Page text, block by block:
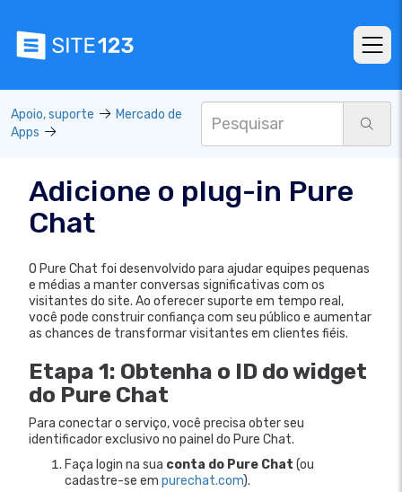
Apoio, suporte
Mercado de
Apps
Adicione o plug-in Pure
Chat
O Pure Chat foi desenvolvido para ajudar equipes pequenas
e médias a manter conversas significativas com os
visitantes do site. Ao oferecer suporte em tempo real,
você pode construir confiança com seu público e aumentar
as chances de transformar visitantes em clientes fiéis.
Etapa 1: Obtenha o ID do widget
do Pure Chat
Para conectar o serviço, você precisa obter seu
identificador exclusivo no painel do Pure Chat.
Faça login na sua conta do Pure Chat (ou
cadastre-se em purechat.com).